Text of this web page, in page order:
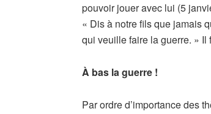
pouvoir jouer avec lui (5
« Dis à notre fils que jamais
qui veuille faire la guerre. » Il
À bas la guerre !
Par ordre d’importance des